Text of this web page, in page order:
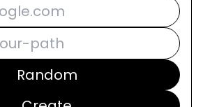
Random